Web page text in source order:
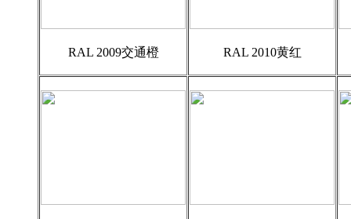
RAL 2009交通橙 RAL 2010黄红